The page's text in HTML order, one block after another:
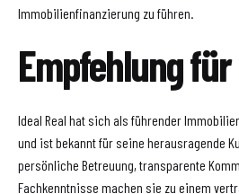
Immobilienfinanzierung zu führen.
Empfehlung für
Ideal Real hat sich als führender
und ist bekannt für seine herausragende
persönliche Betreuung, transparente
Fachkenntnisse machen sie zu einem